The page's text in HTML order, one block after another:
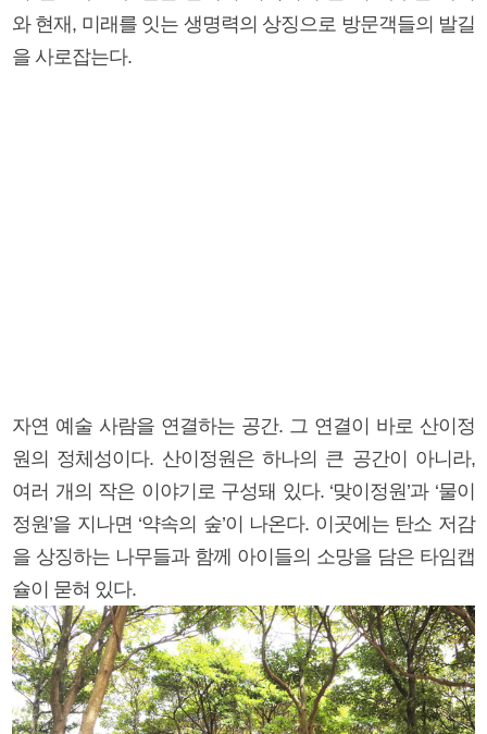
와 현재, 미래를 잇는 생명력의 상징으로 방문객들의 발길
을 사로잡는다.
자연 예술 사람을 연결하는 공간. 그 연결이 바로 산이정
원의 정체성이다. 산이정원은 하나의 큰 공간이 아니라,
여러 개의 작은 이야기로 구성돼 있다. ‘맞이정원’과 ‘물이
정원’을 지나면 ‘약속의 숲’이 나온다. 이곳에는 탄소 저감
을 상징하는 나무들과 함께 아이들의 소망을 담은 타임캡
슐이 묻혀 있다.